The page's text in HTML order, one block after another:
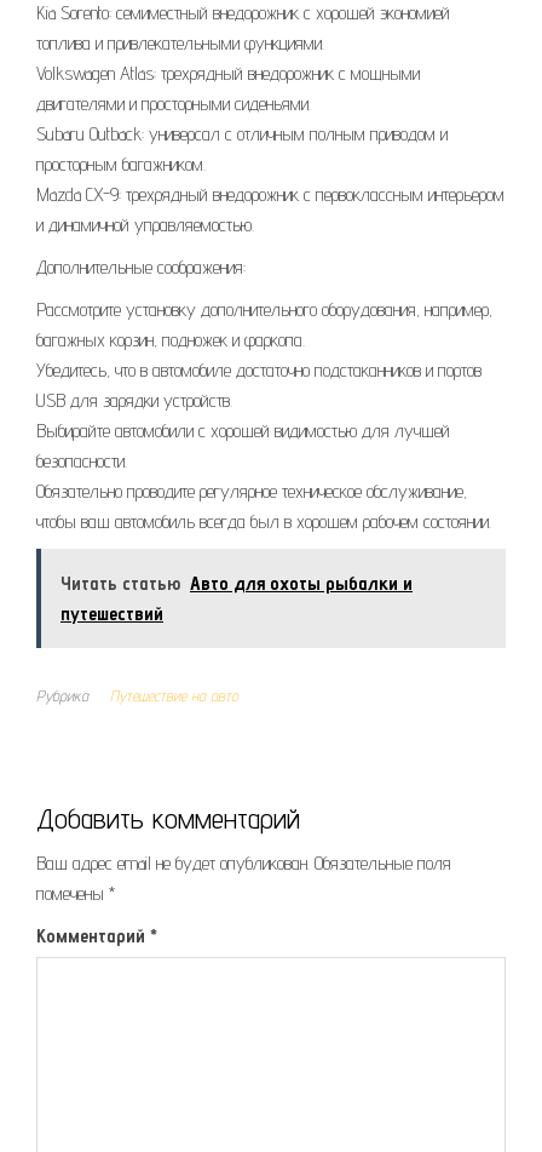
Kia Sorento: семиместный внедорожник с хорошей экономией
топлива и привлекательными функциями.
Volkswagen Atlas: трехрядный внедорожник с мощными
двигателями и просторными сиденьями.
Subaru Outback: универсал с отличным полным приводом и
просторным багажником.
Mazda CX-9: трехрядный внедорожник с первоклассным интерьером
и динамичной управляемостью.
Дополнительные соображения:
Рассмотрите установку дополнительного оборудования, например,
багажных корзин, подножек и фаркопа.
Убедитесь, что в автомобиле достаточно подстаканников и портов
USB для зарядки устройств.
Выбирайте автомобили с хорошей видимостью для лучшей
безопасности.
Обязательно проводите регулярное техническое обслуживание,
чтобы ваш автомобиль всегда был в хорошем рабочем состоянии.
Читать статью Авто для охоты рыбалки и
путешествий
Рубрика Путешествие на авто
Добавить комментарий
Ваш адрес email не будет опубликован. Обязательные поля
помечены *
Комментарий *